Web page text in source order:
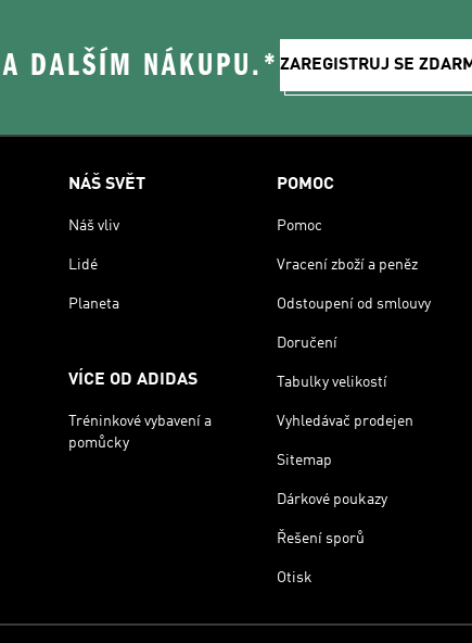
DALŠÍM NÁKUPU.* ZAREGISTRUJ SE
NÁŠ SVĚT
Náš vliv
Lidé
Planeta
VÍCE OD ADIDAS
Tréninkové vybavení a
pomůcky
POMOC
Pomoc
Vracení zboží a peněz
Odstoupení od smlouvy
Doručení
Tabulky velikostí
Vyhledávač prodejen
Sitemap
Dárkové poukazy
Řešení sporů
Otisk